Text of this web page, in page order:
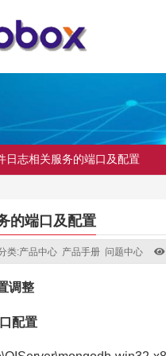
日志相关服务的端口及配置
的端口及配置
类:产品中心 产品手册 问题中心
调整
配置